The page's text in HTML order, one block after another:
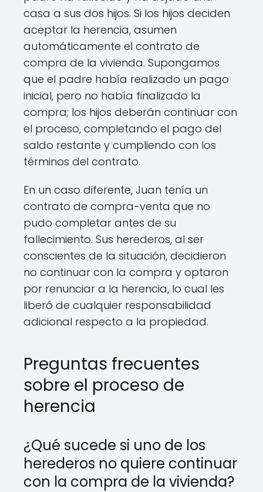
casa a sus dos hijos. Si los hijos deciden
aceptar la herencia, asumen
automáticamente el contrato de
compra de la vivienda. Supongamos
que el padre había realizado un pago
inicial, pero no había finalizado la
compra; los hijos deberán continuar con
el proceso, completando el pago del
saldo restante y cumpliendo con los
términos del contrato.
En un caso diferente, Juan tenía un
contrato de compra-venta que no
pudo completar antes de su
fallecimiento. Sus herederos, al ser
conscientes de la situación, decidieron
no continuar con la compra y optaron
por renunciar a la herencia, lo cual les
liberó de cualquier responsabilidad
adicional respecto a la propiedad.
Preguntas frecuentes
sobre el proceso de
herencia
¿Qué sucede si uno de los
herederos no quiere continuar
con la compra de la vivienda?